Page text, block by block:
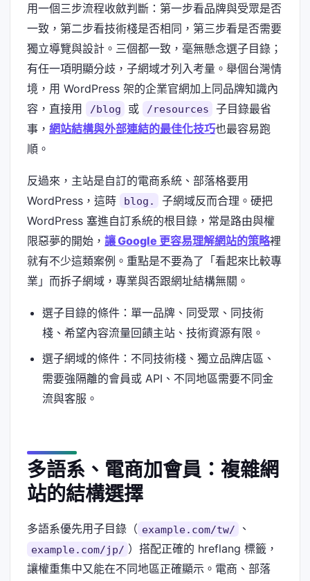
用一個三步流程收斂判斷：第一步看品牌與受眾是否
一致，第二步看技術棧是否相同，第三步看是否需要
獨立導覽與設計。三個都一致，毫無懸念選子目錄；
有任一項明顯分歧，子網域才列入考量。舉個台灣情
境，用 WordPress 架的企業官網加上同品牌知識內
容，直接用
/blog 或 /resources
子目錄最省
事， 網站結構與外部連結的最佳化技巧也最容易跑
順。
反過來，主站是自訂的電商系統、部落格要用
WordPress，這時
blog.
子網域反而合理。硬把
WordPress 塞進自訂系統的根目錄，常是路由與權
限惡夢的開始， 讓 Google 更容易理解網站的策略裡
就有不少這類案例。重點是不要為了「看起來比較專
業」而拆子網域，專業與否跟網址結構無關。
選子目錄的條件：單一品牌、同受眾、同技術
棧、希望內容流量回饋主站、技術資源有限。
選子網域的條件：不同技術棧、獨立品牌店區、
需要強隔離的會員或 API、不同地區需要不同金
流與客服。
多語系、電商加會員：複雜網
站的結構選擇
多語系優先用子目錄（ example.com/tw/ 、
example.com/jp/ ）搭配正確的 hreflang 標籤，
讓權重集中又能在不同地區正確顯示。電商、部落